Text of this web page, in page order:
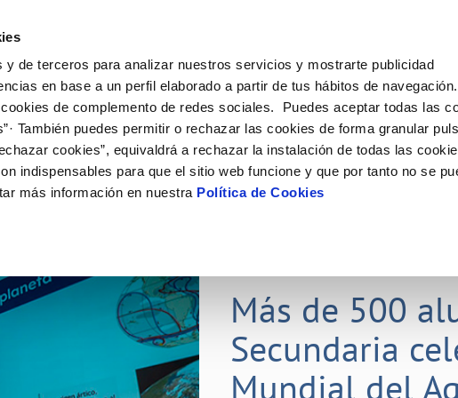
y de terceros para analizar nuestros servicios y mostrarte publicidad
en base a un perfil elaborado a partir de tus hábitos de navegación.
de complemento de redes sociales. Puedes aceptar todas las
También puedes permitir o rechazar las cookies de forma granular
cookies”, equivaldrá a rechazar la instalación de todas las
indispensables para que el sitio web funcione y que por tanto no se
más información en nuestra Política de Cookies
de titular
de suministro
obras
MODIFICACIÓN DE DATOS
Actualizar datos bancarios
Actualizar datos de domicilio
VER TODAS LAS GESTIONES
Tu Servicio
AL CLIENTE
contacto
y afectaciones
e impresos
COMPROMISO DE SERVICIO
Carta de compromisos
Customer Counsel (Defensa del cliente)
Tu Agua
del agua
CUIDADOS DEL AGUA
Consejos de ahorro
Medidas contra la sequía
Conócenos
DE GESTIÓN Y CERTIFICADOS
CONTRATACIÓN
Licitaciones en curso
Nuestros
Más de 500
Secundaria
Mundial del